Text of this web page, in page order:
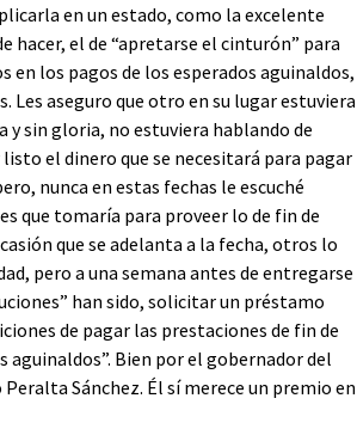
en un estado, como la excelente
hacer, el de “apretarse el cinturón” para
en los pagos de los esperados aguinaldos,
Les aseguro que otro en su lugar estuviera
y sin gloria, no estuviera hablando de
el dinero que se necesitará para pagar
nunca en estas fechas le escuché
que tomaría para proveer lo de fin de
que se adelanta a la fecha, otros lo
pero a una semana antes de entregarse
han sido, solicitar un préstamo
de pagar las prestaciones de fin de
aguinaldos”. Bien por el gobernador del
Sánchez. Él sí merece un premio en